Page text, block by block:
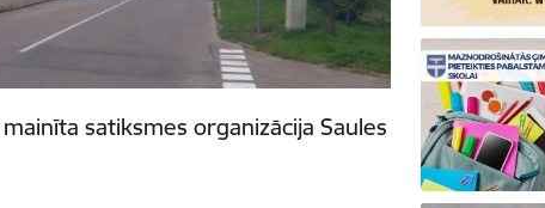
satiksmes organizācija Saules